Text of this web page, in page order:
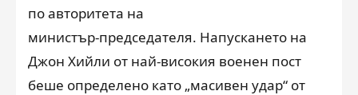
по авторитета на
министър-председателя. Напускането на
Джон Хийли от най-високия военен пост
беше определено като „масивен удар“ от